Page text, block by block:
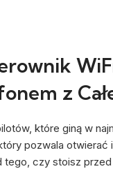
z
które giną w
pozwala
tego, czy stoisz